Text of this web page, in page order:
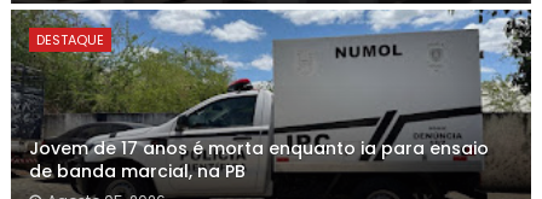
DESTAQUE
Jovem de 17 anos é morta enquanto ia para ensaio
de banda marcial, na PB